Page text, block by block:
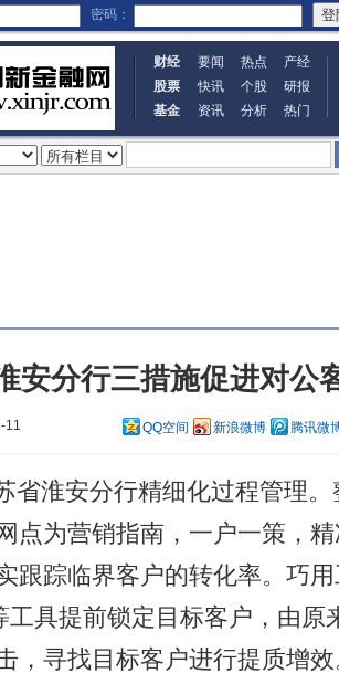
密码：
财经 要闻 热点
产经
股票
快讯 个股
研报
基金
资讯 分析 热门
安分行三措施促进对公
11 QQ空间 新浪微博 腾讯微
淮安分行精细化过程管理。
点为营销指南，一户一策，
跟踪临界客户的转化率。巧
工具提前锁定目标客户，由
，寻找目标客户进行提质增